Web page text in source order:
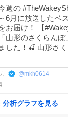
週の
～6月に放送したベ
をお届け！ 【#Wakeyのとびら】では
「山形のさくらん
ました！🍒 山形さくらんぼクイズ大
会も楽しかったで
らおいしいさくら
と♪
@mkh0614
分析グラフを見る